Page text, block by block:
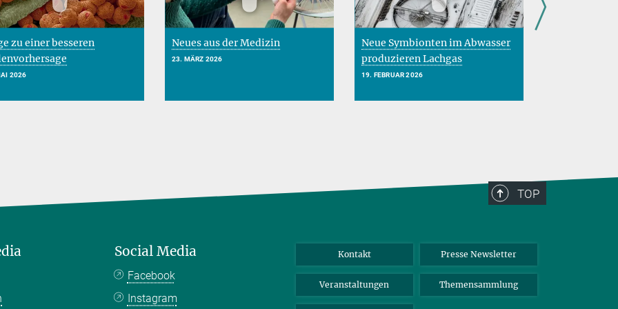
zu einer besseren
2026
Neues aus der Medizin
23. MÄRZ 2026
Neue Symbionten im Abwasser
produzieren Lachgas
19. FEBRUAR 2026
TOP
Social Media
Facebook
Instagram
Kontakt Presse Newsletter
Veranstaltungen Themensammlung